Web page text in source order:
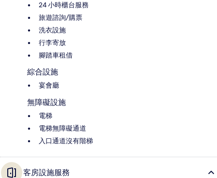
24 小時櫃台服務
旅遊諮詢/購票
洗衣設施
行李寄放
腳踏車租借
綜合設施
宴會廳
無障礙設施
電梯
電梯無障礙通道
入口通道沒有階梯
客房設施服務